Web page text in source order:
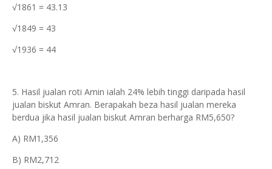
√1861 = 43.13
√1849 = 43
√1936 = 44
5. Hasil jualan roti Amin ialah 24% lebih tinggi daripada hasil
jualan biskut Amran. Berapakah beza hasil jualan mereka
berdua jika hasil jualan biskut Amran berharga RM5,650?
A) RM1,356
B) RM2,712